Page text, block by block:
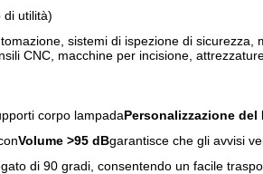
di utilità)
sistemi di ispezione di sicurezza,
CNC, macchine per incisione,
corpo lampadaPersonalizzazione del
Volume >95 dBgarantisce che gli avvisi
di 90 gradi, consentendo un facile